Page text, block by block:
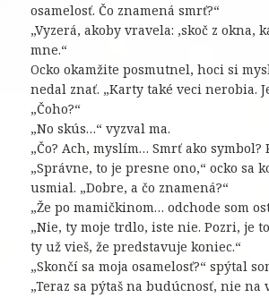
osamelosť. Čo znamená smrť?“
„Vyzerá, akoby vravela: ‚skoč z okna,
mne.“
Ocko okamžite posmutnel, hoci si
nedal znať. „Karty také veci nerobia.
„Čoho?“
„No skús…“ vyzval ma.
„Čo? Ach, myslím… Smrť ako symbol?
„Správne, to je presne ono,“ ocko sa
usmial. „Dobre, a čo znamená?“
„Že po mamičkinom… odchode som
„Nie, ty moje trdlo, iste nie. Pozri, je
ty už vieš, že predstavuje koniec.“
„Skončí sa moja osamelosť?“ spýtal
„Teraz sa pýtaš na budúcnosť, nie na